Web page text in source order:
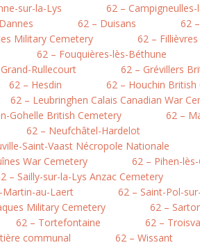
sur-la-Lys 62 – Campigneulles-
62 – Duisans 62
Military Cemetery
62 – Fillièvres
62 – Fouquières-lès-Béthune
Rullecourt 62 – Grévillers
62 – Hesdin 62 – Houchin British
62 – Leubringhen Calais Canadian War
Gohelle British Cemetery 62 –
62 – Neufchâtel-Hardelot
Saint-Vaast Nécropole Nationale
War Cemetery 62 – Pihen-
– Sailly-sur-la-Lys Anzac Cemetery
Martin-au-Laert
62 – Saint-Pol-
Military Cemetery 62 –
62 – Tortefontaine 62 –
communal 62 – Wissant